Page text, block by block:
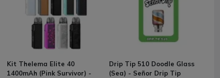
Kit Thelema Elite 40
1400mAh (Pink Survivor) -
Drip Tip 510 Doodle Glass
(Sea) - Señor Drip Tip